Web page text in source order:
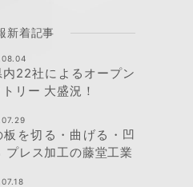
新着記事
内22社によるオープン
リー 大盛況！
板を切る・曲げる・凹
プレス加工の藤堂工業